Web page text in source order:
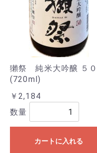
獺祭 純米大吟醸 ５
(720ml)
￥2,184
数量
カートに入れる